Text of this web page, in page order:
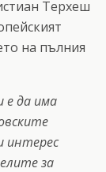
Терхеш
на пълния
е да има
интерес
за